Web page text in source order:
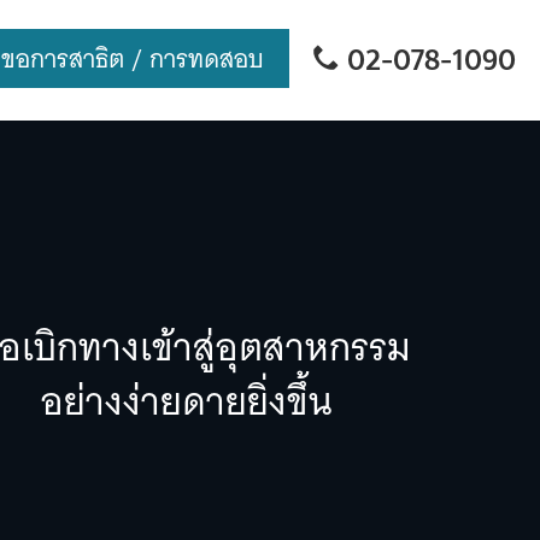
อการสาธิต / การทดสอบ 02-078-1090
เบิกทางเข้าสู่อุตสาหกรรม
อย่างง่ายดายยิ่งขึ้น